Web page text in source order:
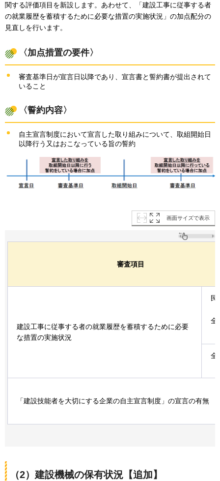
関する評価項目を新設します。あわせて、「建設工事に従事する者
の就業履歴を蓄積するために必要な措置の実施状況」の加点配分の
見直しを行います。
〈加点措置の要件〉
審査基準日が宣言日以降であり、宣言書と誓約書が提出されて
いること
〈誓約内容〉
自主宣言制度において宣言した取り組みについて、取組開始日
以降行う又はおこなっている旨の誓約
画面サイズで表示
審査項目
建設工事に従事する者の就業履歴を蓄積するために必要
な措置の実施状況
民
全
全
「建設技能者を大切にする企業の自主宣言制度」の宣言の有無
（2）建設機械の保有状況【追加】